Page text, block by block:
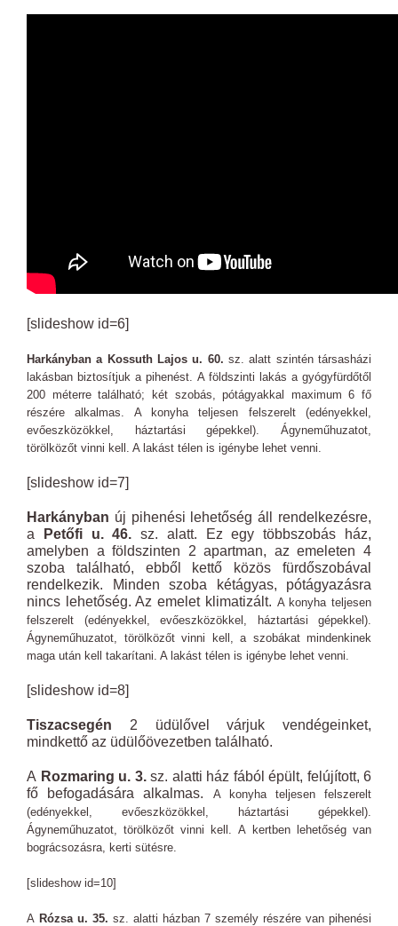
[slideshow id=6]
Harkányban a Kossuth Lajos u. 60. sz. alatt szintén társasházi
lakásban biztosítjuk a pihenést. A földszinti lakás a gyógyfürdőtől
200 méterre található; két szobás, pótágyakkal maximum 6 fő
részére alkalmas. A konyha teljesen felszerelt (edényekkel,
evőeszközökkel, háztartási gépekkel). Ágyneműhuzatot,
törölközőt vinni kell. A lakást télen is igénybe lehet venni.
[slideshow id=7]
Harkányban új pihenési lehetőség áll rendelkezésre,
a
Petőfi u. 46. sz. alatt. Ez egy többszobás ház,
amelyben a földszinten 2 apartman, az emeleten 4
szoba található, ebből kettő közös fürdőszobával
rendelkezik. Minden szoba kétágyas, pótágyazásra
nincs lehetőség. Az emelet klimatizált. A konyha teljesen
felszerelt (edényekkel, evőeszközökkel, háztartási gépekkel).
Ágyneműhuzatot, törölközőt vinni kell, a szobákat mindenkinek
maga után kell takarítani. A lakást télen is igénybe lehet venni.
[slideshow id=8]
Tiszacsegén 2 üdülővel várjuk vendégeinket,
mindkettő az üdülőövezetben található.
A Rozmaring u. 3.sz. alatti ház fából épült, felújított, 6
fő befogadására alkalmas. A konyha teljesen felszerelt
(edényekkel, evőeszközökkel, háztartási gépekkel).
Ágyneműhuzatot, törölközőt vinni kell. A kertben lehetőség van
bográcsozásra, kerti sütésre.
[slideshow id=10]
A Rózsa u. 35. sz. alatti házban 7 személy részére van pihenési